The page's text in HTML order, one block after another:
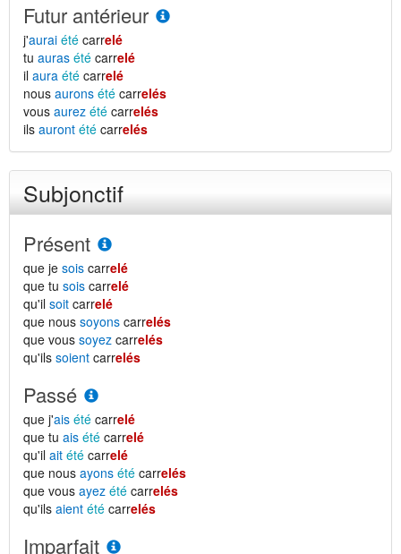
Futur antérieur
j'aurai été carrelé
tu auras été carrelé
il aura été carrelé
nous aurons été carrelés
vous aurez été carrelés
ils auront été carrelés
Subjonctif
Présent
que je sois carrelé
que tu sois carrelé
qu'il soit carrelé
que nous soyons carrelés
que vous soyez carrelés
qu'ils soient carrelés
Passé
que j'ais été carrelé
que tu ais été carrelé
qu'il ait été carrelé
que nous ayons été carrelés
que vous ayez été carrelés
qu'ils aient été carrelés
Imparfait